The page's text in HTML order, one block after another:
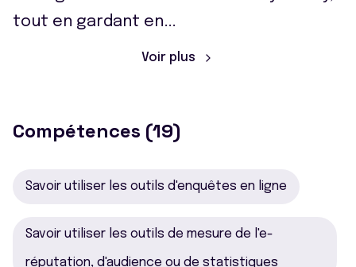
tout en gardant en...
Voir plus
Compétences (19)
Savoir utiliser les outils d'enquêtes en ligne
Savoir utiliser les outils de mesure de l'e-
réputation, d'audience ou de statistiques